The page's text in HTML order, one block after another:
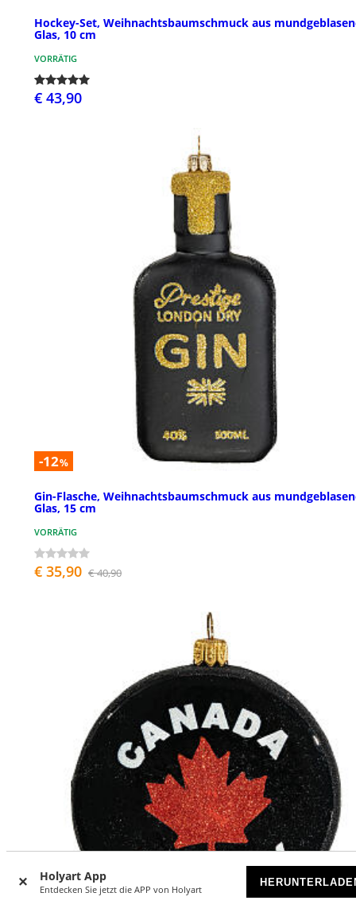
Holyart App
Entdecken Sie jetzt die APP von Holyart
Hockey-Set, Weihnachtsbaumschmuck aus
Glas, 10 cm
VORRÄTIG
€ 43,90
-12%
Gin-Flasche, Weihnachtsbaumschmuck aus
Glas, 15 cm
VORRÄTIG
€ 35,90 € 40,90